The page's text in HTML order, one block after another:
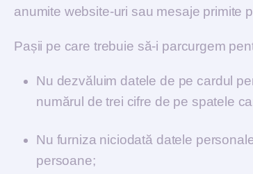
anumite website-uri sau mesaje primite
Pașii pe care trebuie să-i parcurgem
Nu dezvăluim datele de pe cardul
numărul de trei cifre de pe spatele
Nu furniza niciodată datele
persoane;